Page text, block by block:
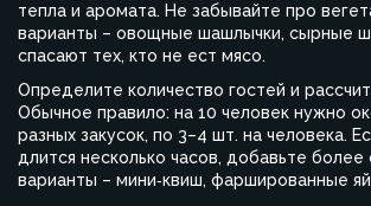
тепла и аромата. Не забывайте про
варианты – овощные шашлычки, сырные
спасают тех, кто не ест мясо.
Определите количество гостей и
Обычное правило: на 10 человек нужно
разных закусок, по 3–4 шт. на человека.
длится несколько часов, добавьте более
варианты – мини‑квиш, фаршированные